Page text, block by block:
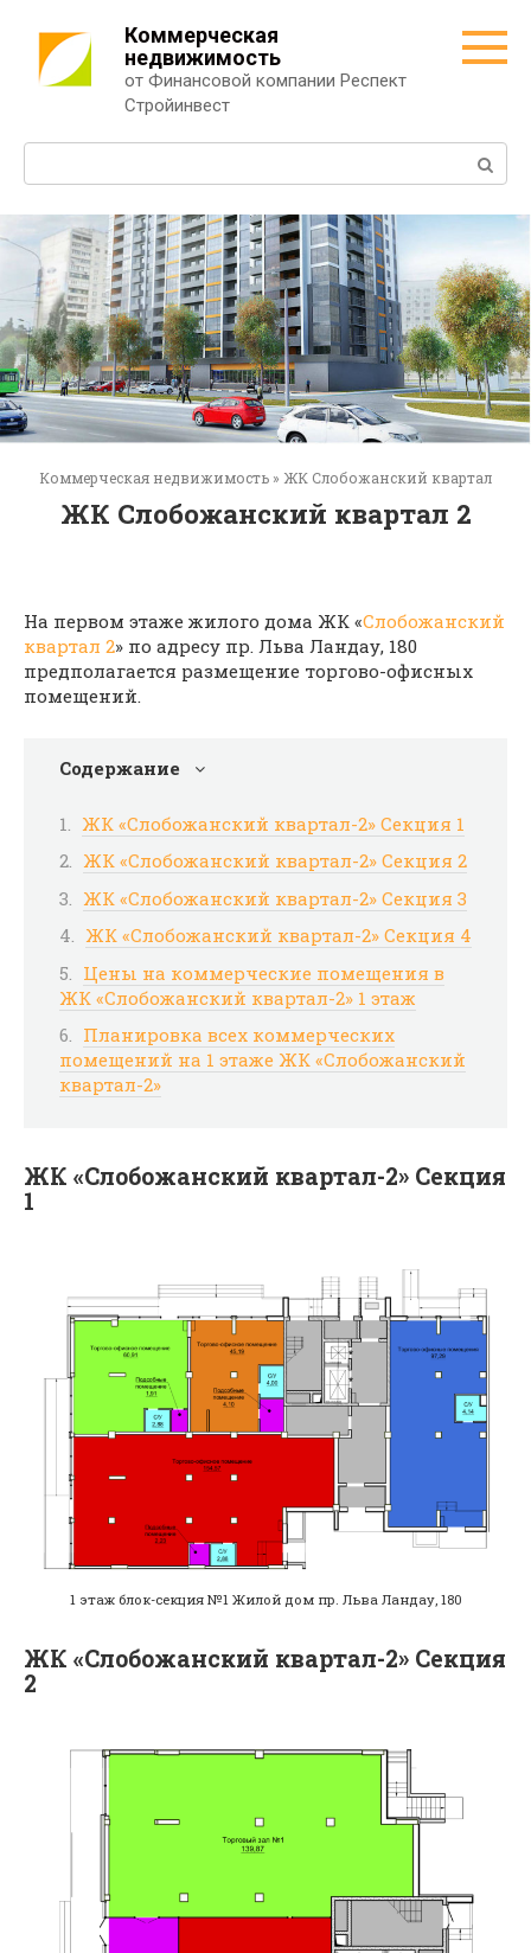
контенту
Коммерческая
недвижимость
от Финансовой компании Респект
Стройинвест
Коммерческая недвижимость » ЖК Слобожанский квартал
ЖК Слобожанский квартал 2
На первом этаже жилого дома ЖК «Слобожанский
квартал 2» по адресу пр. Льва Ландау, 180
предполагается размещение торгово-офисных
помещений.
Содержание
ЖК «Слобожанский квартал-2» Секция 1
ЖК «Слобожанский квартал-2» Секция 2
ЖК «Слобожанский квартал-2» Секция 3
ЖК «Слобожанский квартал-2» Секция 4
Цены на коммерческие помещения в
ЖК «Слобожанский квартал-2» 1 этаж
Планировка всех коммерческих
помещений на 1 этаже ЖК «Слобожанский
квартал-2»
ЖК «Слобожанский квартал-2» Секция
1
1 этаж блок-секция №1 Жилой дом пр. Льва Ландау, 180
ЖК «Слобожанский квартал-2» Секция
2